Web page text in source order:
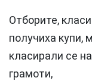
Отборите,
получиха купи,
класирали се
грамоти,